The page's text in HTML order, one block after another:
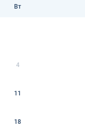
Вт
4
11
18